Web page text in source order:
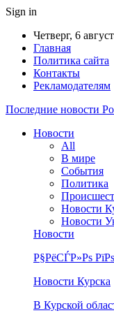
Sign in
Четверг, 6
Главная
Политика сайта
Контакты
Рекламодателям
Последние новости
Новости
All
В мире
События
Политика
Новости
Новости
Новости
Р§РёСЃР»Рѕ
Новости Курска
В Курской